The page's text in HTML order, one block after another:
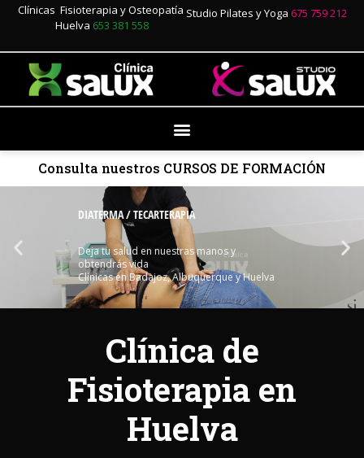
Clínicas Fisioterapia y Osteopatía
Huelva 653 381 558
Studio Pilates y Yoga 675 759 212
Consulta nuestros CURSOS DE FORMACIÓN
DIATERMA / TECARTERAPIA
Deja tu salud en nuestras manos y
obtendrás vida
Clínicas en Badajoz, Albuquerque y Huelva
Clínica de
Fisioterapia en
Huelva